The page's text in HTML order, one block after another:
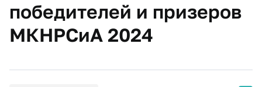
победителей и призеров
МКНРСиА 2024